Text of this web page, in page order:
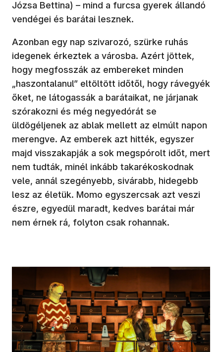
Józsa Bettina) – mind a furcsa gyerek állandó
vendégei és barátai lesznek.
Azonban egy nap szivarozó, szürke ruhás
idegenek érkeztek a városba. Azért jöttek,
hogy megfosszák az embereket minden
„haszontalanul” eltöltött időtől, hogy rávegyék
őket, ne látogassák a barátaikat, ne járjanak
szórakozni és még negyedórát se
üldögéljenek az ablak mellett az elmúlt napon
merengve. Az emberek azt hitték, egyszer
majd visszakapják a sok megspórolt időt, mert
nem tudták, minél inkább takarékoskodnak
vele, annál szegényebb, sivárabb, hidegebb
lesz az életük. Momo egyszercsak azt veszi
észre, egyedül maradt, kedves barátai már
nem érnek rá, folyton csak rohannak.